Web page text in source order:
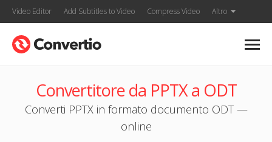
Video Editor Add Subtitles to Video Compress Video Altro
Convertitore da PPTX a ODT
Converti PPTX in formato documento ODT —
online